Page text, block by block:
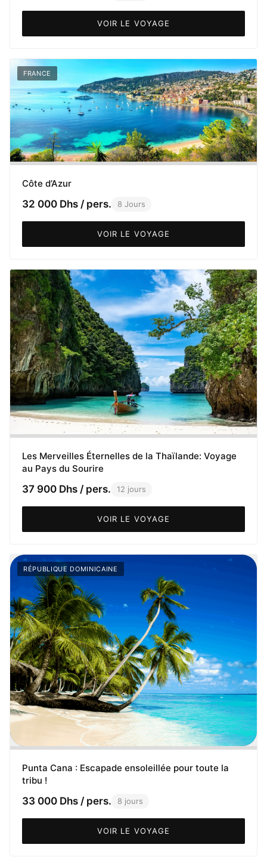
VOIR LE VOYAGE
FRANCE
Côte d’Azur
32 000 Dhs / pers. 8 Jours
VOIR LE VOYAGE
Les Merveilles Éternelles de la Thaïlande: Voyage
au Pays du Sourire
37 900 Dhs / pers. 12 jours
VOIR LE VOYAGE
RÉPUBLIQUE DOMINICAINE
Punta Cana : Escapade ensoleillée pour toute la
tribu !
33 000 Dhs / pers. 8 jours
VOIR LE VOYAGE